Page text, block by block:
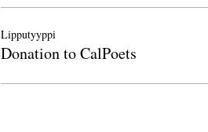
Lipputyyppi
Donation to CalPoets